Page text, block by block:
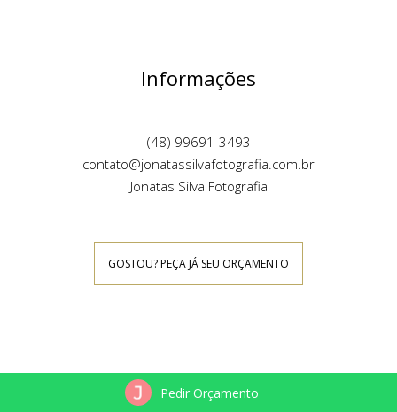
Informações
(48) 99691-3493
contato@jonatassilvafotografia.com.br
Jonatas Silva Fotografia
GOSTOU? PEÇA JÁ SEU ORÇAMENTO
Social
Pedir Orçamento